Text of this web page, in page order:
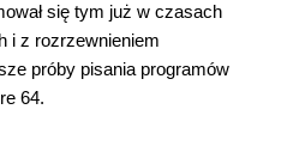
się tym już w czasach
i z rozrzewnieniem
próby pisania programów
64.